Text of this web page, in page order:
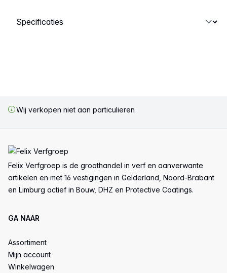
Selecteer een tabblad
Wij verkopen niet aan particulieren
Felix Verfgroep is de groothandel in verf en aanverwante
artikelen en met 16 vestigingen in Gelderland, Noord-Brabant
en Limburg actief in Bouw, DHZ en Protective Coatings.
GA NAAR
Assortiment
Mijn account
Winkelwagen